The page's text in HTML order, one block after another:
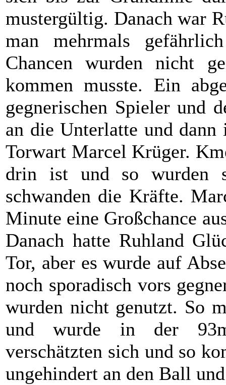
mustergültig. Danach war
man mehrmals
Chancen wurden nicht
kommen musste. Ein
gegnerischen Spieler und
an die Unterlatte und dann
Torwart Marcel Krüger.
drin ist und so wurden
schwanden die Kräfte.
Minute eine Großchance
Danach hatte Ruhland
Tor, aber es wurde auf
noch sporadisch vors
wurden nicht genutzt. So
und wurde in der
verschätzten sich und so
ungehindert an den Ball